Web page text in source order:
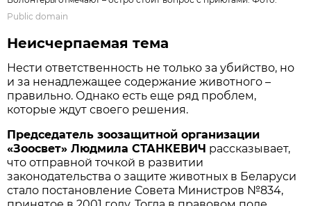
Public domain
Неисчерпаемая тема
Нести ответственность не только за убийство, но
и за ненадлежащее содержание животного –
правильно. Однако есть еще ряд проблем,
которые ждут своего решения.
Председатель зоозащитной организации
«Зоосвет» Людмила СТАНКЕВИЧ рассказывает,
что отправной точкой в развитии
законодательства о защите животных в Беларуси
стало постановление Совета Министров №834,